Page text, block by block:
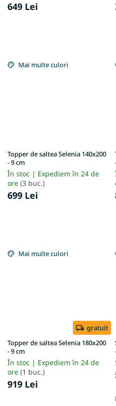
649 Lei
Mai multe culori
Topper de saltea Selenia 140x200
- 9 cm
În stoc | Expediem în 24 de
ore (3 buc.)
699 Lei
Mai multe culori
gratuit
Topper de saltea Selenia 180x200
- 9 cm
În stoc | Expediem în 24 de
ore (1 buc.)
919 Lei